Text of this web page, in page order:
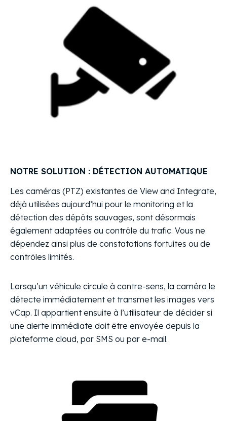
NOTRE SOLUTION : DÉTECTION AUTOMATIQUE
Les caméras (PTZ) existantes de View and Integrate,
déjà utilisées aujourd’hui pour le monitoring et la
détection des dépôts sauvages, sont désormais
également adaptées au contrôle du trafic. Vous ne
dépendez ainsi plus de constatations fortuites ou de
contrôles limités.
Lorsqu’un véhicule circule à contre-sens, la caméra le
détecte immédiatement et transmet les images vers
vCap. Il appartient ensuite à l’utilisateur de décider si
une alerte immédiate doit être envoyée depuis la
plateforme cloud, par SMS ou par e-mail.